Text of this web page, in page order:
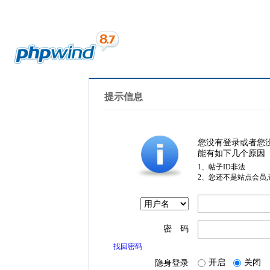
提示信息
您没有登录或者您
能有如下几个原因
1、帖子ID非法
2、您还不是站点会员
密 码
找回密码
隐身登录 开启 关闭